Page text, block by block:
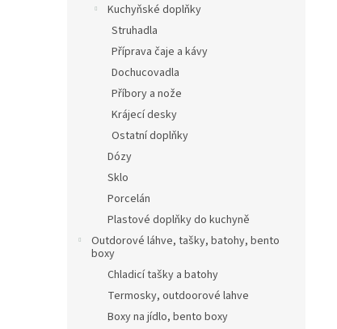
Kuchyňské doplňky
Struhadla
Příprava čaje a kávy
Dochucovadla
Příbory a nože
Krájecí desky
Ostatní doplňky
Dózy
Sklo
Porcelán
Plastové doplňky do kuchyně
Outdorové láhve, tašky, batohy, bento
boxy
Chladicí tašky a batohy
Termosky, outdoorové lahve
Boxy na jídlo, bento boxy